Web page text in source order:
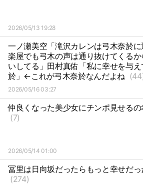
2026/05/13 19:28
一ノ瀬美空「滝沢カレンは弓木奈於に
楽屋でも弓木の声は通り抜けてくる
いしてる」田村真佑「私に幸せを与
於」←これが弓木奈於なんだよね
2026/05/16 03:27
仲良くなった美少女にチンポ見せるの
(7)
2026/05/14 01:00
冨里は日向坂だったらもっと幸せだ
(274)